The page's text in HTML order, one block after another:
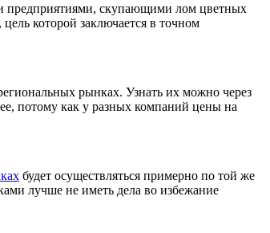
предприятиями, скупающими лом цветных
которой заключается в точном
рынках. Узнать их можно через
потому как у разных компаний цены на
будет осуществляться примерно по той же
лучше не иметь дела во избежание